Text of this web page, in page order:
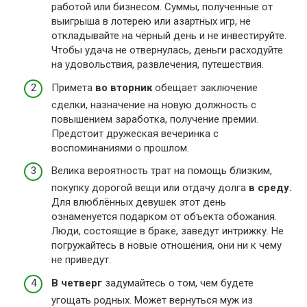
работой или бизнесом. Суммы, полученные от
выигрыша в лотерею или азартных игр, не
откладывайте на чёрный день и не инвестируйте.
Чтобы удача не отвернулась, деньги расходуйте
на удовольствия, развлечения, путешествия.
Примета во вторник обещает заключение
сделки, назначение на новую должность с
повышением заработка, получение премии.
Предстоит дружеская вечеринка с
воспоминаниями о прошлом.
Велика вероятность трат на помощь близким,
покупку дорогой вещи или отдачу долга в среду.
Для влюблённых девушек этот день
ознаменуется подарком от объекта обожания.
Люди, состоящие в браке, заведут интрижку. Не
погружайтесь в новые отношения, они ни к чему
не приведут.
В четверг задумайтесь о том, чем будете
угощать родных. Может вернуться муж из